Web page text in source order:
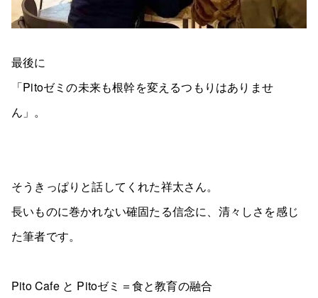
最後に
「Pitoゼミの未来も根幹を変えるつもりはありませ
ん」。
そうきっぱりと話してくれた祥太さん。
長いものに巻かれない確固たる信念に、清々しさを感じ
た筆者です。
Pito Cafe と Pitoゼミ＝食と教育の融合